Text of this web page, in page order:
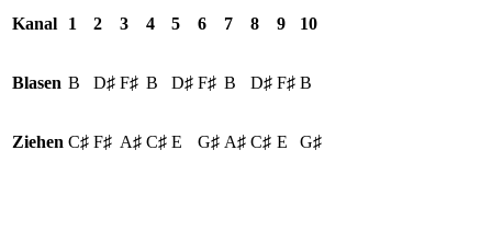
Kanal 1 2 3 4 5 6 7 8 9 10
Blasen B D♯ F♯ B D♯ F♯ B D♯ F♯ B
Ziehen C♯ F♯ A♯ C♯ E G♯ A♯ C♯ E G♯